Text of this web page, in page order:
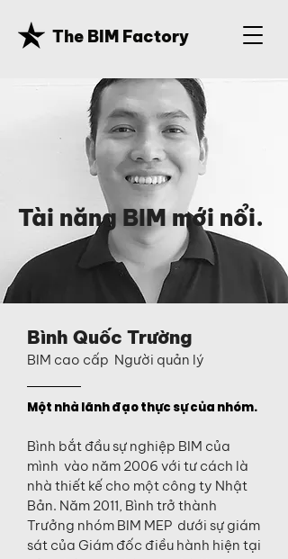
The BIM Factory
Tài năng BIM mới nổi.
Bình Quốc Trường
BIM cao cấp Người quản lý
Một nhà lãnh đạo thực sự của nhóm.
Bình bắt đầu sự nghiệp BIM của
mình vào năm 2006 với tư cách là
nhà thiết kế cho một công ty Nhật
Bản. Năm 2011, Bình trở thành
Trưởng nhóm BIM MEP dưới sự giám
sát của Giám đốc điều hành hiện tại